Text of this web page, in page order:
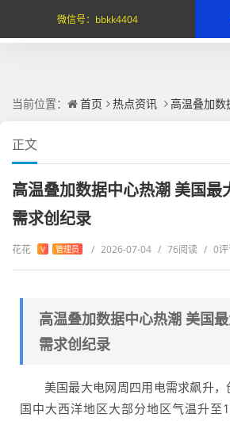
当前位置： 首页 热点资讯 高温叠加数据中心热
正文
高温叠加数据中心热潮 美国最
需求创纪录
花花 V 管理员 / 2026-07-04 / 76阅读 / 0
高温叠加数据中心热潮 美国
需求创纪录
美国最大电网周四用电需求飙升，
国中大西洋地区大部分地区气温升至
微信号： bbkk4404